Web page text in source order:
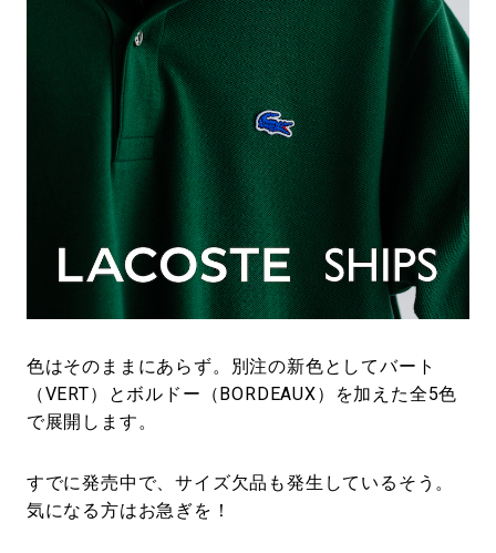
色はそのままにあらず。別注の新色としてバート
（VERT）とボルドー（BORDEAUX）を加えた全5色
で展開します。
すでに発売中で、サイズ欠品も発生しているそう。
気になる方はお急ぎを！